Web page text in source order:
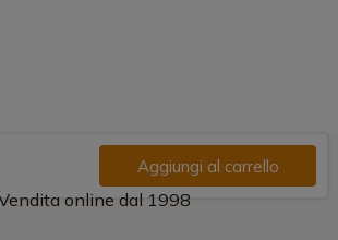
Aggiungi al carrello
online dal 1998